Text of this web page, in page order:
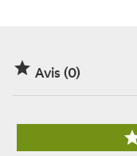
 Avis (0)